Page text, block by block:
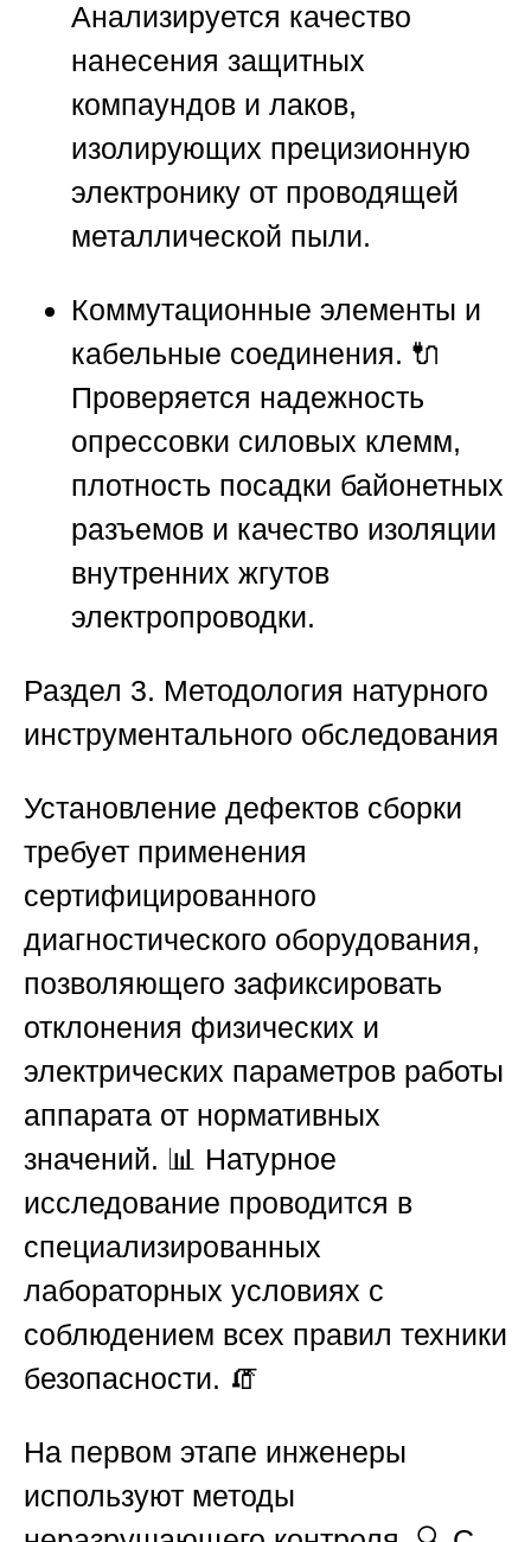
Анализируется качество
нанесения защитных
компаундов и лаков,
изолирующих прецизионную
электронику от проводящей
металлической пыли.
Коммутационные элементы и
кабельные соединения. 🔌
Проверяется надежность
опрессовки силовых клемм,
плотность посадки байонетных
разъемов и качество изоляции
внутренних жгутов
электропроводки.
Раздел 3. Методология натурного
инструментального обследования
Установление дефектов сборки
требует применения
сертифицированного
диагностического оборудования,
позволяющего зафиксировать
отклонения физических и
электрических параметров работы
аппарата от нормативных
значений. 📊 Натурное
исследование проводится в
специализированных
лабораторных условиях с
соблюдением всех правил техники
безопасности. 🧯
На первом этапе инженеры
используют методы